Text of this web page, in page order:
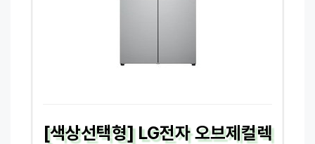
[색상선택형] LG전자 오브제컬렉